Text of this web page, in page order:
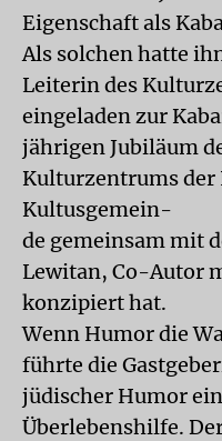
Eigenschaft als
Als solchen hatte
Leiterin des
eingeladen zur
jährigen Jubiläum
Kulturzentrums
Kultusgemein-
de gemeinsam mit
Lewitan, Co-Autor
konzipiert hat.
Wenn Humor die
führte die
jüdischer Humor
Überlebenshilfe.